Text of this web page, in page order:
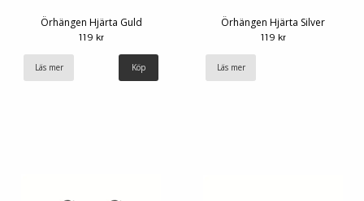
Örhängen Hjärta Guld
119 kr
Läs mer
Örhängen Hjärta Silver
119 kr
Läs mer